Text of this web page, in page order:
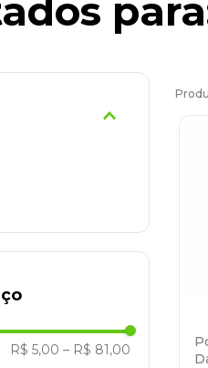
R$ 5,00 – R$ 81,00